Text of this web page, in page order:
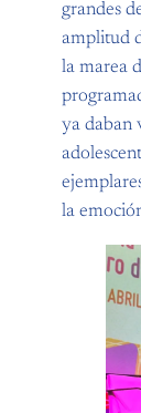
grandes
amplitud
la marea
ya daban
la